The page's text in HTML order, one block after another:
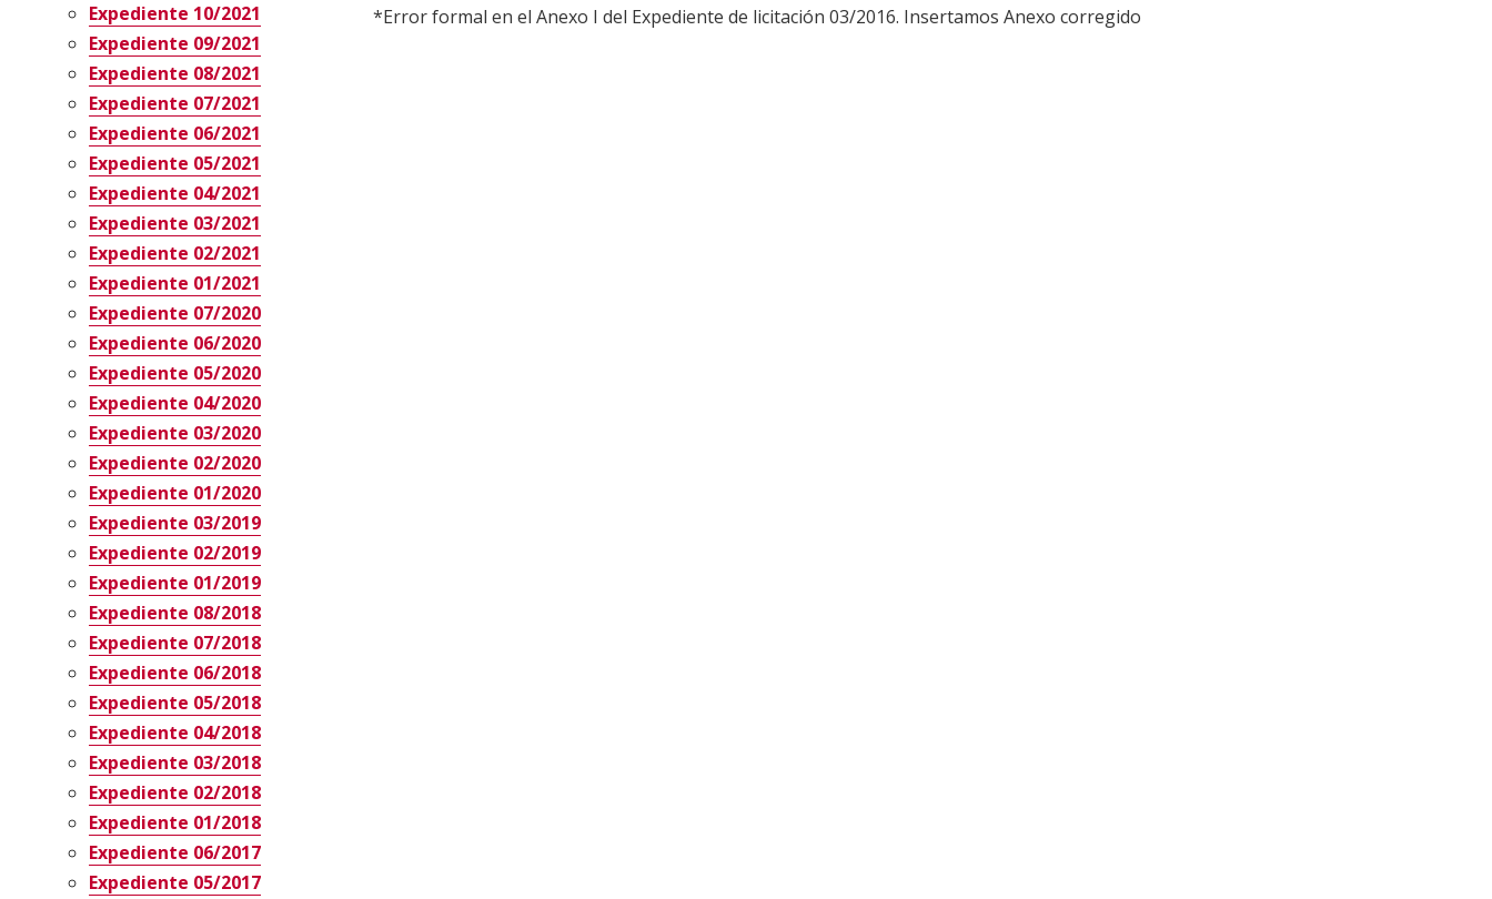
Expediente 10/2021
Expediente 09/2021
Expediente 08/2021
Expediente 07/2021
Expediente 06/2021
Expediente 05/2021
Expediente 04/2021
Expediente 03/2021
Expediente 02/2021
Expediente 01/2021
Expediente 07/2020
Expediente 06/2020
Expediente 05/2020
Expediente 04/2020
Expediente 03/2020
Expediente 02/2020
Expediente 01/2020
Expediente 03/2019
Expediente 02/2019
Expediente 01/2019
Expediente 08/2018
Expediente 07/2018
Expediente 06/2018
Expediente 05/2018
Expediente 04/2018
Expediente 03/2018
Expediente 02/2018
Expediente 01/2018
Expediente 06/2017
Expediente 05/2017
*Error formal en el Anexo I del Expediente de licitación 03/2016. Insertamos Anexo corregido